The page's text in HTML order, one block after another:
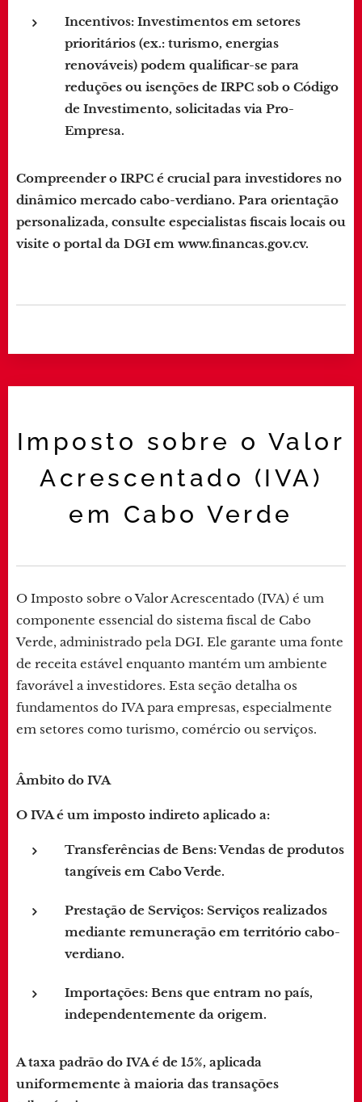
Incentivos: Investimentos em setores
prioritários (ex.: turismo, energias
renováveis) podem qualificar-se para
reduções ou isenções de IRPC sob o Código
de Investimento, solicitadas via Pro-
Empresa.
Compreender o IRPC é crucial para investidores no
dinâmico mercado cabo-verdiano. Para orientação
personalizada, consulte especialistas fiscais locais ou
visite o portal da DGI em www.financas.gov.cv.
Imposto sobre o Valor
Acrescentado (IVA)
em Cabo Verde
O Imposto sobre o Valor Acrescentado (IVA) é um
componente essencial do sistema fiscal de Cabo
Verde, administrado pela DGI. Ele garante uma fonte
de receita estável enquanto mantém um ambiente
favorável a investidores. Esta seção detalha os
fundamentos do IVA para empresas, especialmente
em setores como turismo, comércio ou serviços.
Âmbito do IVA
O IVA é um imposto indireto aplicado a:
Transferências de Bens: Vendas de produtos
tangíveis em Cabo Verde.
Prestação de Serviços: Serviços realizados
mediante remuneração em território cabo-
verdiano.
Importações: Bens que entram no país,
independentemente da origem.
A taxa padrão do IVA é de 15%, aplicada
uniformemente à maioria das transações